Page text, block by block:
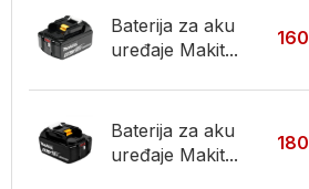
Baterija za aku
uređaje Makit...
160
Baterija za aku
uređaje Makit...
180